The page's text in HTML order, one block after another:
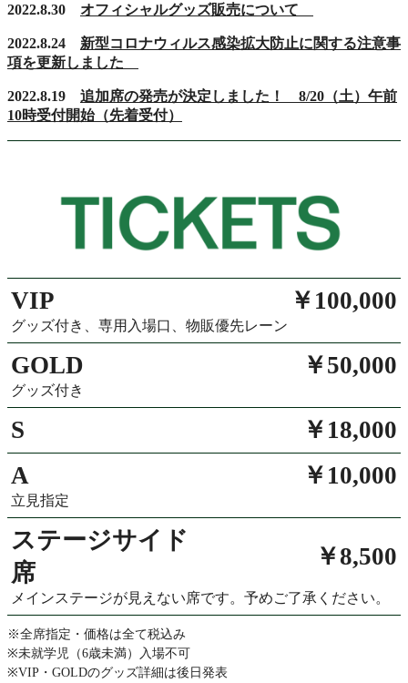
2022.8.30 オフィシャルグッズ販売について
2022.8.24 新型コロナウィルス感染拡大防止に関する注意事
項を更新しました
2022.8.19 追加席の発売が決定しました！ 8/20（土）午前
10時受付開始（先着受付）
VIP ￥100,000
グッズ付き、専用入場口、物販優先レーン
GOLD ￥50,000
グッズ付き
S
￥18,000
A
￥10,000
立見指定
ステージサイド
席
￥8,500
メインステージが見えない席です。予めご了承ください。
※全席指定・価格は全て税込み
※未就学児（6歳未満）入場不可
※VIP・GOLDのグッズ詳細は後日発表